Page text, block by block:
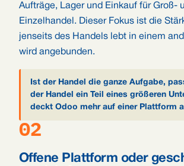
Aufträge, Lager und Einkauf für Groß-
Einzelhandel. Dieser Fokus ist die
jenseits des Handels lebt in einem
wird angebunden.
Ist der Handel die ganze Aufgabe,
der Handel ein Teil eines größeren
deckt Odoo mehr auf einer Plattform
02
Offene Plattform oder